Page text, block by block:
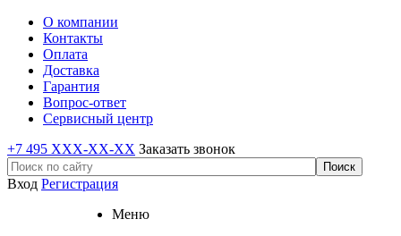
О компании
Контакты
Оплата
Доставка
Гарантия
Вопрос-ответ
Сервисный центр
+7 495 XXX-XX-XX Заказать звонок
Вход Регистрация
Меню